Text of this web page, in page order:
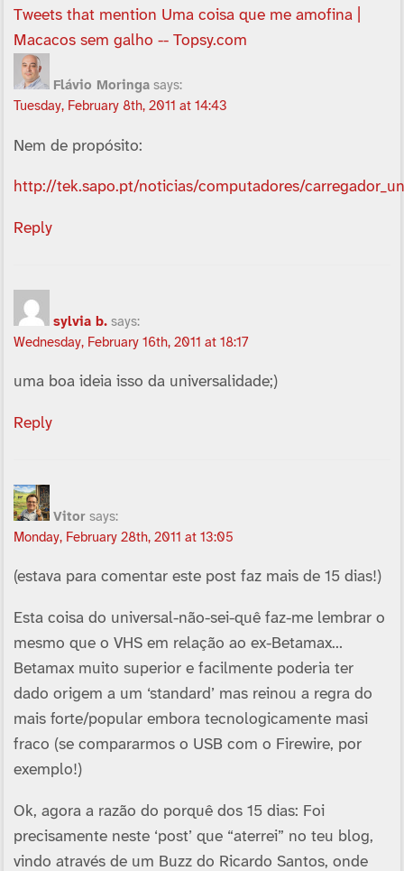
Tweets that mention Uma coisa que me amofina |
Macacos sem galho -- Topsy.com
Flávio Moringa says:
Tuesday, February 8th, 2011 at 14:43
Nem de propósito:
http://tek.sapo.pt/noticias/computadores/
Reply
sylvia b. says:
Wednesday, February 16th, 2011 at 18:17
uma boa ideia isso da universalidade;)
Reply
Vitor says:
Monday, February 28th, 2011 at 13:05
(estava para comentar este post faz mais de 15 dias!)
Esta coisa do universal-não-sei-quê faz-me lembrar o
mesmo que o VHS em relação ao ex-Betamax…
Betamax muito superior e facilmente poderia ter
dado origem a um ‘standard’ mas reinou a regra do
mais forte/popular embora tecnologicamente masi
fraco (se compararmos o USB com o Firewire, por
exemplo!)
Ok, agora a razão do porquê dos 15 dias: Foi
precisamente neste ‘post’ que “aterrei” no teu blog,
vindo através de um Buzz do Ricardo Santos, onde